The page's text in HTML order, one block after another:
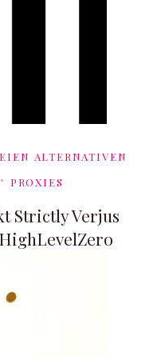
ALTERNATIVEN
PROXIES
Strictly Verjus